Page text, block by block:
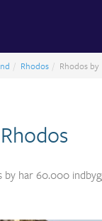
Rhodos Rhodos by
har 60.000